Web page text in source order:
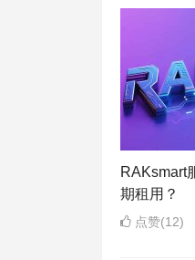
RAKsmart
期租用？
点赞(12)